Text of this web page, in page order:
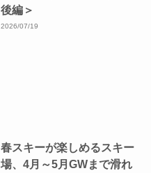
後編＞
2026/07/19
春スキーが楽しめるスキー
場、4月～5月GWまで滑れ